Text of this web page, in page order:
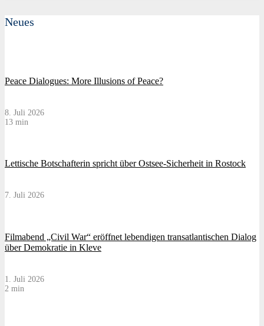
Neues
Peace Dialogues: More Illusions of Peace?
8. Juli 2026
13 min
Lettische Botschafterin spricht über Ostsee-Sicherheit in Rostock
7. Juli 2026
Filmabend „Civil War“ eröffnet lebendigen transatlantischen Dialog
über Demokratie in Kleve
1. Juli 2026
2 min